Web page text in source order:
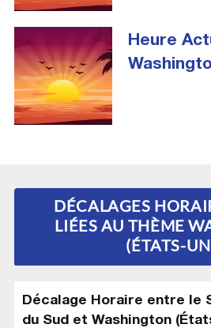
Heure
DÉCALAGES
LIÉES AU THÈME
(ÉTATS-
Décalage Horaire entre le
du Sud et Washington